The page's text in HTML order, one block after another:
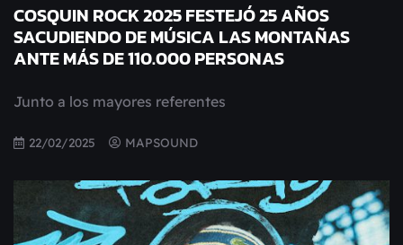
COSQUIN ROCK 2025 FESTEJÓ 25 AÑOS
SACUDIENDO DE MÚSICA LAS MONTAÑAS
ANTE MÁS DE 110.000 PERSONAS
Junto a los mayores referentes
22/02/2025 MAPSOUND